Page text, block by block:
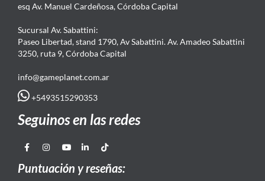
esq Av. Manuel Cardeñosa, Córdoba Capital
Sucursal Av. Sabattini:
Paseo Libertad, stand 1790, Av Sabattini. Av. Amadeo Sabattini
3250, ruta 9, Córdoba Capital
info@gameplanet.com.ar
+5493515290353
Seguinos en las redes
Puntuación y reseñas: